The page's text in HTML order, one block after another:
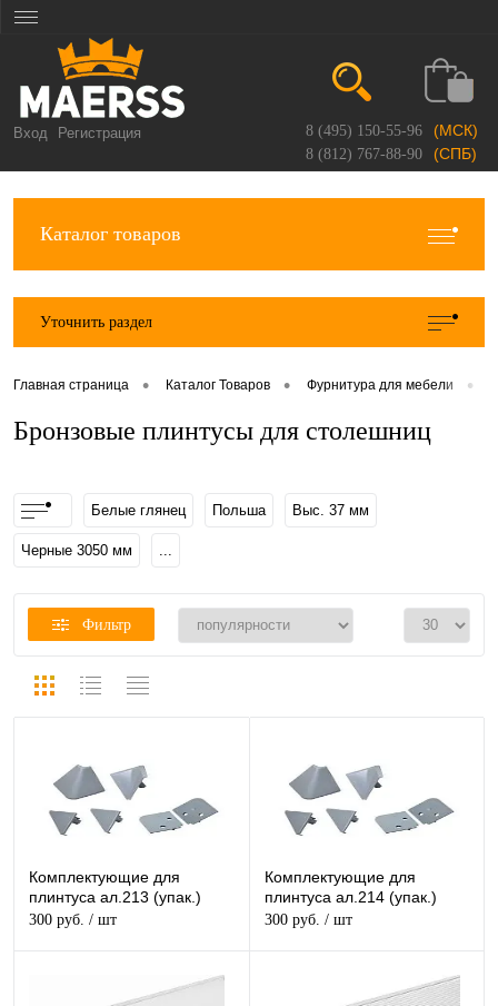
Вход Регистрация 8 (495) 150-55-96 (МСК)
8 (812) 767-88-90 (СПБ)
Каталог товаров
Уточнить раздел
Главная страница • Каталог Товаров • Фурнитура для мебели •
Бронзовые плинтусы для столешниц
Белые глянец Польша Выс. 37 мм
Черные 3050 мм ...
Фильтр
Комплектующие для
плинтуса ал.213 (упак.)
300 руб. / шт
Комплектующие для
плинтуса ал.214 (упак.)
300 руб. / шт